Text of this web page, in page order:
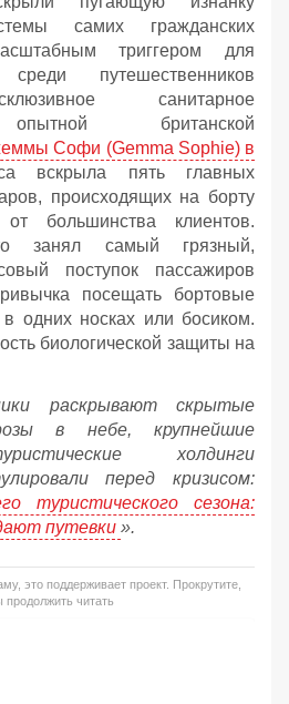
самих гражданских
триггером для
путешественников
санитарное
британской
Софи (Gemma Sophie) в
вскрыла пять главных
происходящих на борту
большинства клиентов.
занял самый грязный,
поступок пассажиров
посещать бортовые
одних носках или босиком.
биологической защиты на
раскрывают скрытые
в небе, крупнейшие
холдинги
перед кризисом:
туристического сезона:
путевки ».
это поддерживает проект. Прокрутите,
продолжить читать